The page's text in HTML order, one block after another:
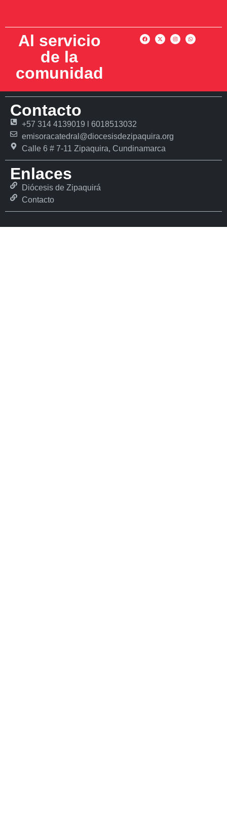
Al servicio
de la
comunidad
Contacto
+57 314 4139019 l 6018513032
emisoracatedral@diocesisdezipaquira.org
Calle 6 # 7-11 Zipaquira, Cundinamarca
Enlaces
Diócesis de Zipaquirá
Contacto